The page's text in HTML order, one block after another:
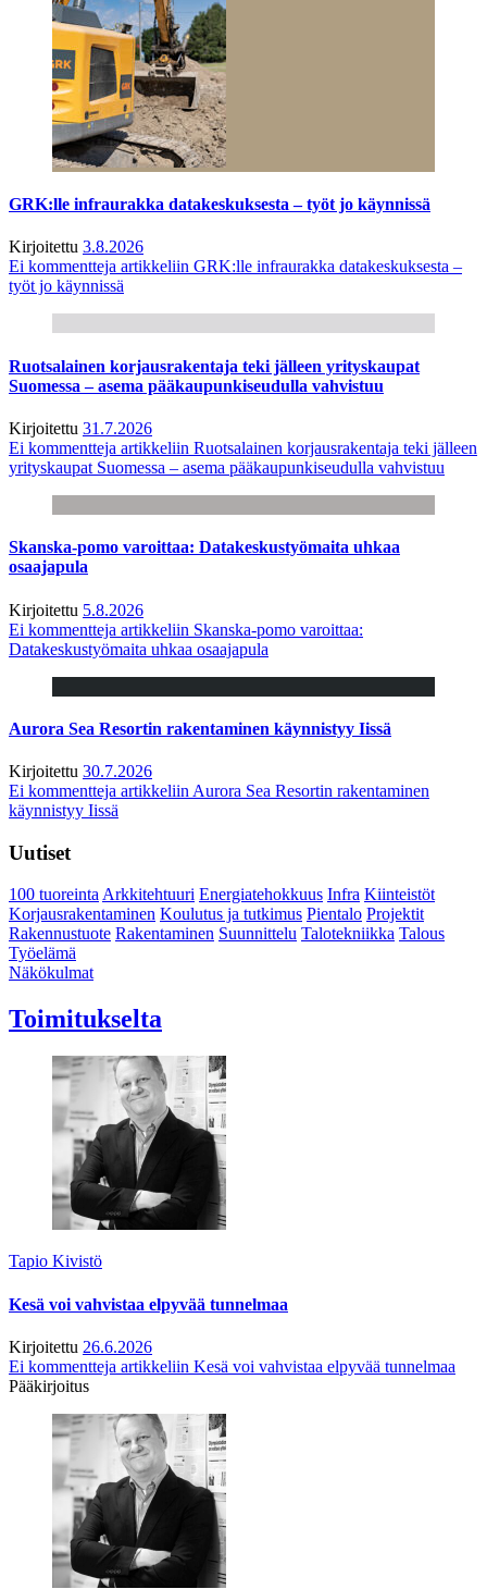
GRK:lle infraurakka datakeskuksesta – työt jo käynnissä
Kirjoitettu 3.8.2026
Ei kommentteja artikkeliin GRK:lle infraurakka datakeskuksesta –
työt jo käynnissä
Ruotsalainen korjausrakentaja teki jälleen yrityskaupat
Suomessa – asema pääkaupunkiseudulla vahvistuu
Kirjoitettu 31.7.2026
Ei kommentteja artikkeliin Ruotsalainen korjausrakentaja teki jälleen
yrityskaupat Suomessa – asema pääkaupunkiseudulla vahvistuu
Skanska-pomo varoittaa: Datakeskustyömaita uhkaa
osaajapula
Kirjoitettu 5.8.2026
Ei kommentteja artikkeliin Skanska-pomo varoittaa:
Datakeskustyömaita uhkaa osaajapula
Aurora Sea Resortin rakentaminen käynnistyy Iissä
Kirjoitettu 30.7.2026
Ei kommentteja artikkeliin Aurora Sea Resortin rakentaminen
käynnistyy Iissä
Uutiset
100 tuoreintaArkkitehtuuri Energiatehokkuus Infra Kiinteistöt
Korjausrakentaminen Koulutus ja tutkimus Pientalo Projektit
Rakennustuote Rakentaminen Suunnittelu Talotekniikka Talous
Työelämä
Näkökulmat
Toimitukselta
Tapio Kivistö
Kesä voi vahvistaa elpyvää tunnelmaa
Kirjoitettu 26.6.2026
Ei kommentteja artikkeliin Kesä voi vahvistaa elpyvää tunnelmaa
Pääkirjoitus